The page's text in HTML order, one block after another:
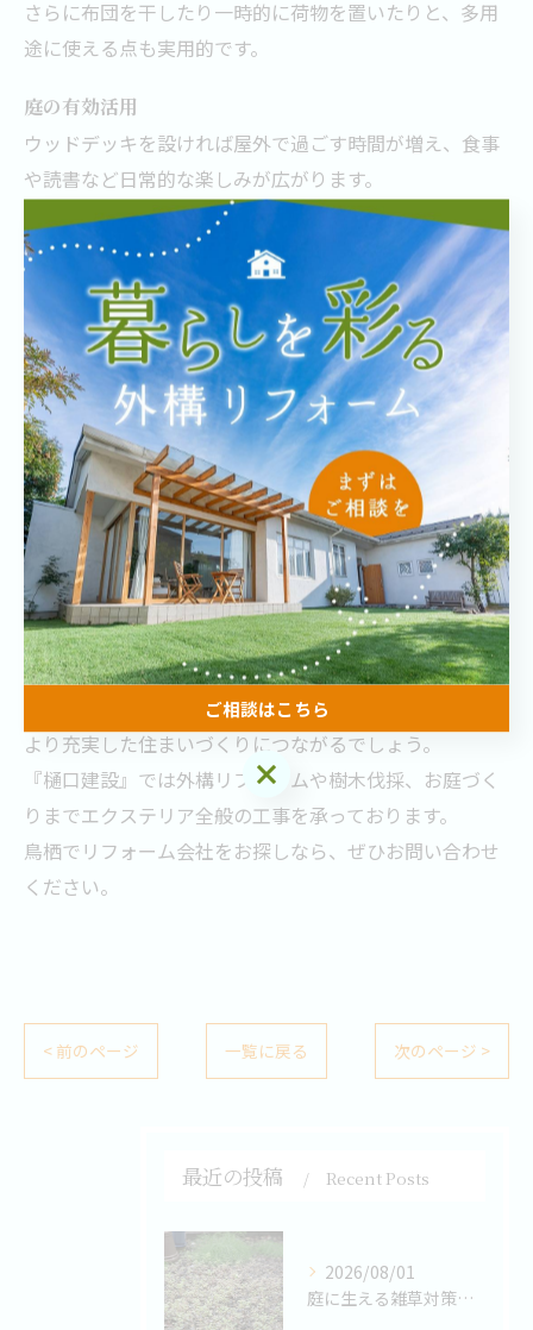
さらに布団を干したり一時的に荷物を置いたりと、多用
途に使える点も実用的です。
庭の有効活用
ウッドデッキを設ければ屋外で過ごす時間が増え、食事
や読書など日常的な楽しみが広がります。
子どもやペットが安全に遊べるスペースとしても活用で
き、家族とコミュニケーションを深めるのにも効果的で
地面よりも一段高いため雑草や泥汚れの影響を受けにく
く、庭を清潔に保つのに役立ちます。
まとめ
ウッドデッキを設置することで、景観の向上・家事の効
率化・庭の有効活用といった多面的なメリットが得られ
ます。
暮らし方や家族構成に合わせて導入を検討することで、
より充実した住まいづくりにつながるでしょう。
『樋口建設』では外構リフォームや樹木伐採、お庭づく
りまでエクステリア全般の工事を承っております。
鳥栖でリフォーム会社をお探しなら、ぜひお問い合わせ
ください。
< 前のページ 一覧に戻る 次のページ >
最近の投稿 Recent Posts
2026/08/01
庭に生える雑草対策の方法とは？
ご相談はこちら
ご相談はこちら